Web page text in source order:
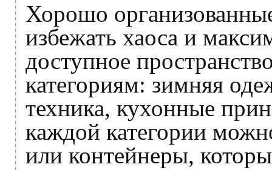
Хорошо
избежать хаоса и
доступное
категориям: зимняя
техника, кухонные
каждой категории
или контейнеры,